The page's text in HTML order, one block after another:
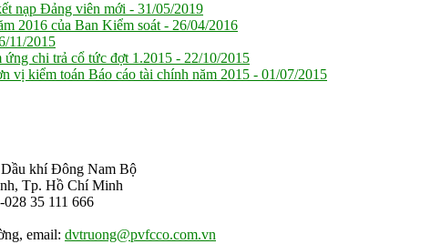
nạp Đảng viên mới - 31/05/2019
2016 của Ban Kiểm soát - 26/04/2016
11/2015
chi trả cổ tức đợt 1.2015 - 22/10/2015
vị kiểm toán Báo cáo tài chính năm 2015 - 01/07/2015
Dầu khí Đông Nam Bộ
Tp. Hồ Chí Minh
35 111 666
email: dvtruong@pvfcco.com.vn